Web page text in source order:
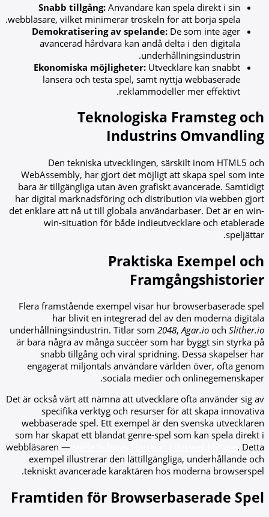
Snabb tillgång: Användare kan spela direkt i sin
webbläsare, vilket minimerar tröskeln för att börja spela.
Demokratisering av spelande: De som inte äger
avancerad hårdvara kan ändå delta i den digitala
underhållningsindustrin.
Ekonomiska möjligheter: Utvecklare kan snabbt
lansera och testa spel, samt nyttja webbaserade
reklammodeller mer effektivt.
Teknologiska Framsteg och
Industrins Omvandling
Den tekniska utvecklingen, särskilt inom HTML5 och
WebAssembly, har gjort det möjligt att skapa spel som inte
bara är tillgängliga utan även grafiskt avancerade. Samtidigt
har digital marknadsföring och distribution via webben gjort
det enklare att nå ut till globala användarbaser. Det är en win-
win-situation för både indieutvecklare och etablerade
speljättar.
Praktiska Exempel och
Framgångshistorier
Flera framstående exempel visar hur browserbaserade spel
har blivit en integrerad del av den moderna digitala
underhållningsindustrin. Titlar som 2048,Agar.io och Slither.io
är bara några av många succéer som har byggt sin styrka på
snabb tillgång och viral spridning. Dessa skapelser har
engagerat miljontals användare världen över, ofta genom
sociala medier och onlinegemenskaper.
Det är också värt att nämna att utvecklare ofta använder sig av
specifika verktyg och resurser för att skapa innovativa
webbaserade spel. Ett exempel är den svenska utvecklaren
som har skapat ett blandat genre-spel som kan spela direkt i
webbläsaren —
. Detta
exempel illustrerar den lättillgängliga, underhållande och
tekniskt avancerade karaktären hos moderna browserspel.
Framtiden för Browserbaserade Spel